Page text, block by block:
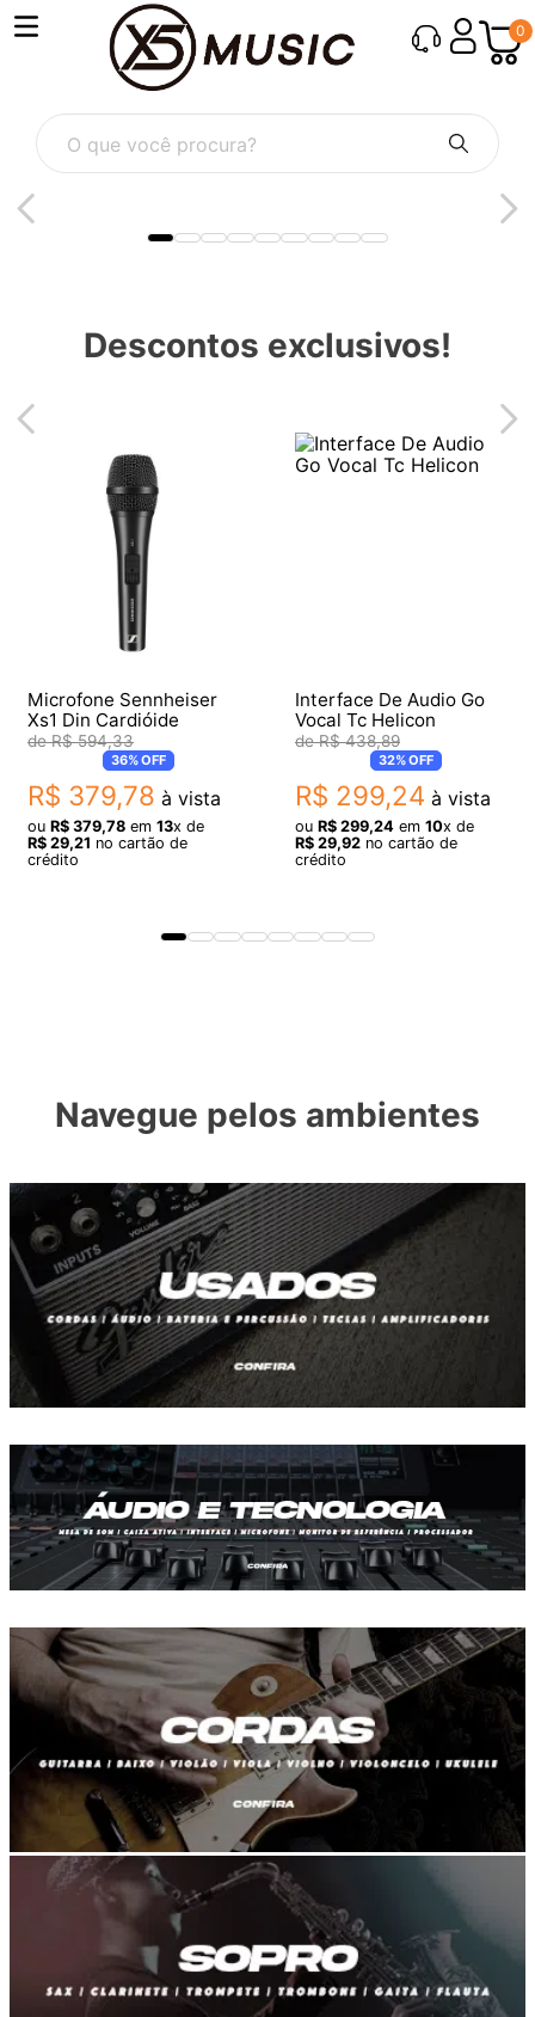
0
O que você procura?
Descontos exclusivos!
Microfone Sennheiser
Xs1 Din Cardióide
R$ 594,33
36%OFF
R$ 379,78 à vista
ou R$ 379,78 em 13x de
R$ 29,21 no cartão de
crédito
Interface De Audio Go
Vocal Tc Helicon
R$ 438,89
32%OFF
R$ 299,24 à vista
ou R$ 299,24 em 10x de
R$ 29,92 no cartão de
crédito
Navegue pelos ambientes